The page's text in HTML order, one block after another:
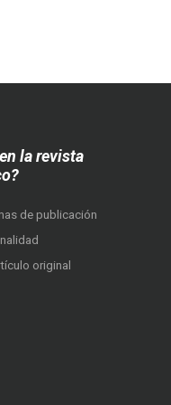
la revista
de publicación
original